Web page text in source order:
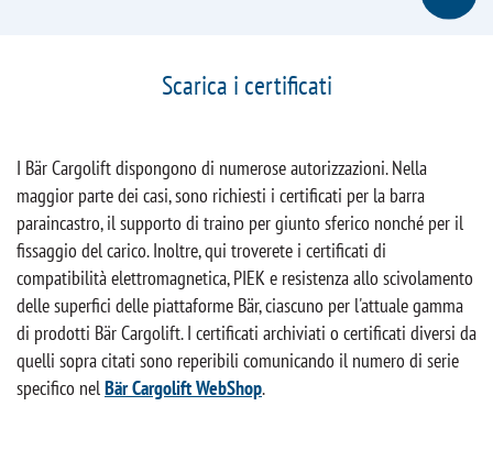
Scarica i certificati
I Bär Cargolift dispongono di numerose autorizzazioni. Nella
maggior parte dei casi, sono richiesti i certificati per la barra
paraincastro, il supporto di traino per giunto sferico nonché per il
fissaggio del carico. Inoltre, qui troverete i certificati di
compatibilità elettromagnetica, PIEK e resistenza allo scivolamento
delle superfici delle piattaforme Bär, ciascuno per l'attuale gamma
di prodotti Bär Cargolift. I certificati archiviati o certificati diversi da
quelli sopra citati sono reperibili comunicando il numero di serie
specifico nelBär Cargolift WebShop.